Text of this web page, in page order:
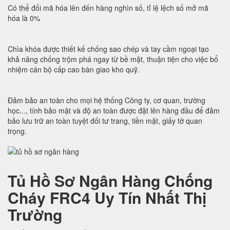
Có thể đổi mã hóa lên đến hàng nghìn số, tỉ lệ lệch số mở mã
hóa là 0%
Chìa khóa được thiết kế chống sao chép và tay cầm ngoại tạo
khả năng chống trộm phá ngay từ bề mặt, thuận tiện cho việc bổ
nhiệm cán bộ cấp cao bàn giao kho quỹ.
Đảm bảo an toàn cho mọi hệ thống Công ty, cơ quan, trường
học..., tính bảo mật và độ an toàn được đặt lên hàng đầu để đảm
bảo lưu trữ an toàn tuyệt đối tư trang, tiền mặt, giấy tờ quan
trọng.
Tủ Hồ Sơ Ngân Hàng Chống
Cháy FRC4 Uy Tín Nhất Thị
Trường